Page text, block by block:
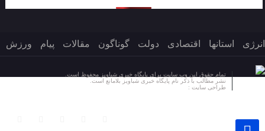
انرژی استانها اقتصادی دولت گوناگون مقالات پیام ورزش
تمام حقوق این وب سایت برای پایگاه خبری شباویز محفوظ است.
نشر مطالب با ذکر نام پایگاه خبری شباویز بلامانع است.
طراحی سایت :